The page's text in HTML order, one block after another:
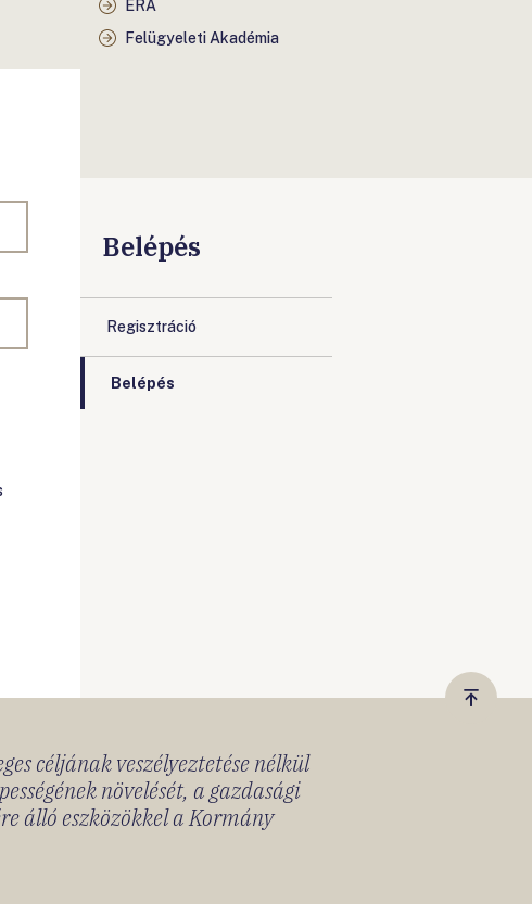
ERA
Felügyeleti Akadémia
Belépés
Regisztráció
Belépés
Vissza
céljának veszélyeztetése nélkül
növelését, a gazdasági
álló eszközökkel a Kormány